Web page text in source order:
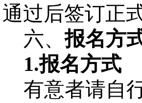
通过后签订正
六、报名方
1.报名方式
有意者请自